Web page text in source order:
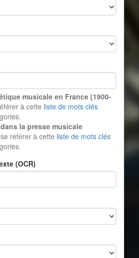
musicale en France (1900-
à cette liste de mots clés
la presse musicale
référer à cette liste de mots clés
(OCR)